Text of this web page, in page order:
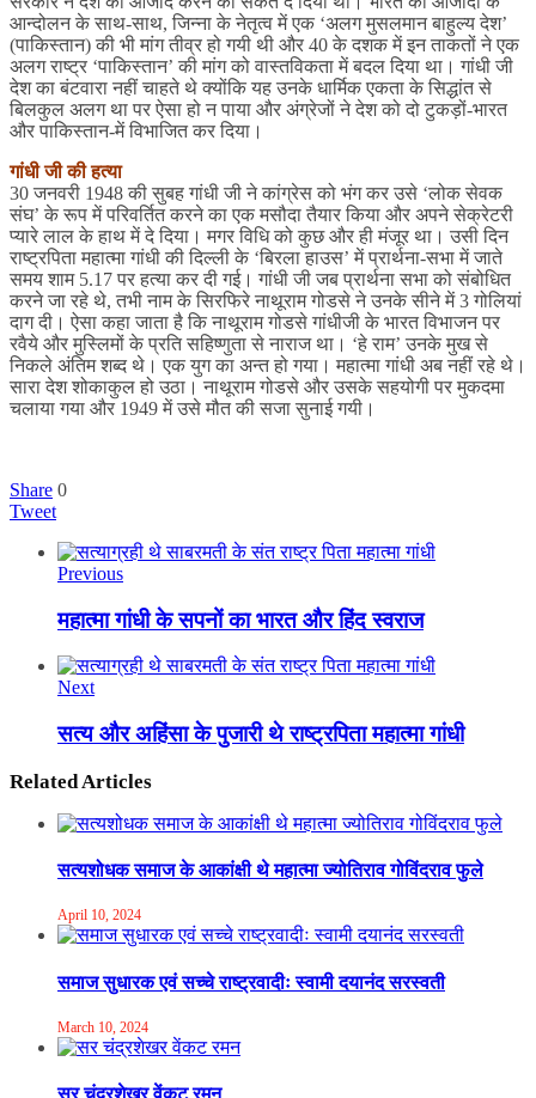
आन्दोलन के साथ-साथ, जिन्ना के नेतृत्व में एक ‘अलग मुसलमान बाहुल्य देश’
(पाकिस्तान) की भी मांग तीव्र हो गयी थी और 40 के दशक में इन ताकतों ने एक
अलग राष्ट्र ‘पाकिस्तान’ की मांग को वास्तविकता में बदल दिया था। गांधी जी
देश का बंटवारा नहीं चाहते थे क्योंकि यह उनके धार्मिक एकता के सिद्धांत से
बिलकुल अलग था पर ऐसा हो न पाया और अंग्रेजों ने देश को दो टुकड़ों-भारत
और पाकिस्तान-में विभाजित कर दिया।
गांधी जी की हत्या
30 जनवरी 1948 की सुबह गांधी जी ने कांग्रेस को भंग कर उसे ‘लोक सेवक
संघ’ के रूप में परिवर्तित करने का एक मसौदा तैयार किया और अपने सेक्रेटरी
प्यारे लाल के हाथ में दे दिया। मगर विधि को कुछ और ही मंजूर था। उसी दिन
राष्ट्रपिता महात्मा गांधी की दिल्ली के ‘बिरला हाउस’ में प्रार्थना-सभा में जाते
समय शाम 5.17 पर हत्या कर दी गई। गांधी जी जब प्रार्थना सभा को संबोधित
करने जा रहे थे, तभी नाम के सिरफिरे नाथूराम गोडसे ने उनके सीने में 3 गोलियां
दाग दी। ऐसा कहा जाता है कि नाथूराम गोडसे गांधीजी के भारत विभाजन पर
रवैये और मुस्लिमों के प्रति सहिष्णुता से नाराज था। ‘हे राम’ उनके मुख से
निकले अंतिम शब्द थे। एक युग का अन्त हो गया। महात्मा गांधी अब नहीं रहे थे।
सारा देश शोकाकुल हो उठा। नाथूराम गोडसे और उसके सहयोगी पर मुकदमा
चलाया गया और 1949 में उसे मौत की सजा सुनाई गयी।
Share 0
Tweet
Previous
महात्मा गांधी के सपनों का भारत और हिंद स्वराज
Next
सत्य और अहिंसा के पुजारी थे राष्ट्रपिता महात्मा गांधी
Related Articles
सत्यशोधक समाज के आकांक्षी थे महात्मा ज्योतिराव गोविंदराव फुले
April 10, 2024
समाज सुधारक एवं सच्चे राष्ट्रवादीः स्वामी दयानंद सरस्वती
March 10, 2024
सर चंद्रशेखर वेंकट रमन